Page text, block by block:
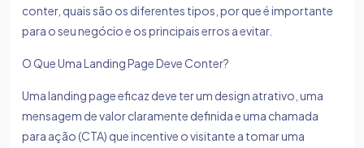
conter, quais são os diferentes tipos, por que é importante
para o seu negócio e os principais erros a evitar.
O Que Uma Landing Page Deve Conter?
Uma landing page eficaz deve ter um design atrativo, uma
mensagem de valor claramente definida e uma chamada
para ação (CTA) que incentive o visitante a tomar uma